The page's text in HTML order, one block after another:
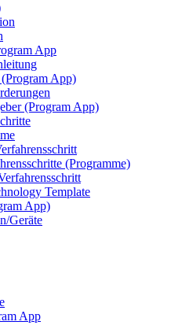
App
App)
(Program App)
(Programme)
Template
App)
Geräte
App